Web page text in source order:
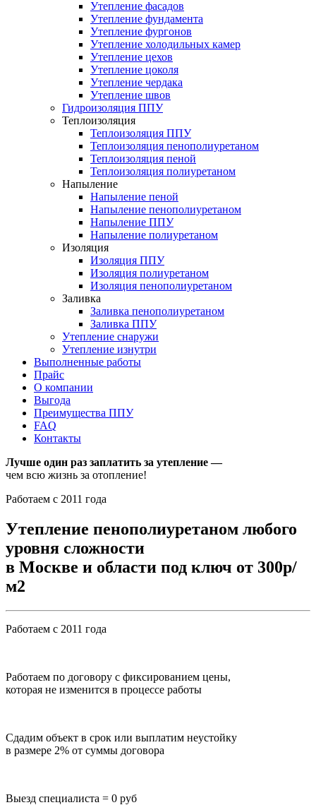
Утепление фасадов
Утепление фундамента
Утепление фургонов
Утепление холодильных камер
Утепление цехов
Утепление цоколя
Утепление чердака
Утепление швов
Гидроизоляция ППУ
Теплоизоляция
Теплоизоляция ППУ
Теплоизоляция пенополиуретаном
Теплоизоляция пеной
Теплоизоляция полиуретаном
Напыление
Напыление пеной
Напыление пенополиуретаном
Напыление ППУ
Напыление полиуретаном
Изоляция
Изоляция ППУ
Изоляция полиуретаном
Изоляция пенополиуретаном
Заливка
Заливка пенополиуретаном
Заливка ППУ
Утепление снаружи
Утепление изнутри
Выполненные работы
Прайс
О компании
Выгода
Преимущества ППУ
FAQ
Контакты
Лучше один раз заплатить за утепление —
чем всю жизнь за отопление!
Работаем с 2011 года
Утепление пенополиуретаном любого
уровня сложности
в Москве и области под ключ от 300р/
м2
Работаем с 2011 года
Работаем по договору с фиксированием цены,
которая не изменится в процессе работы
Сдадим объект в срок или выплатим неустойку
в размере 2% от суммы договора
Выезд специалиста = 0 руб